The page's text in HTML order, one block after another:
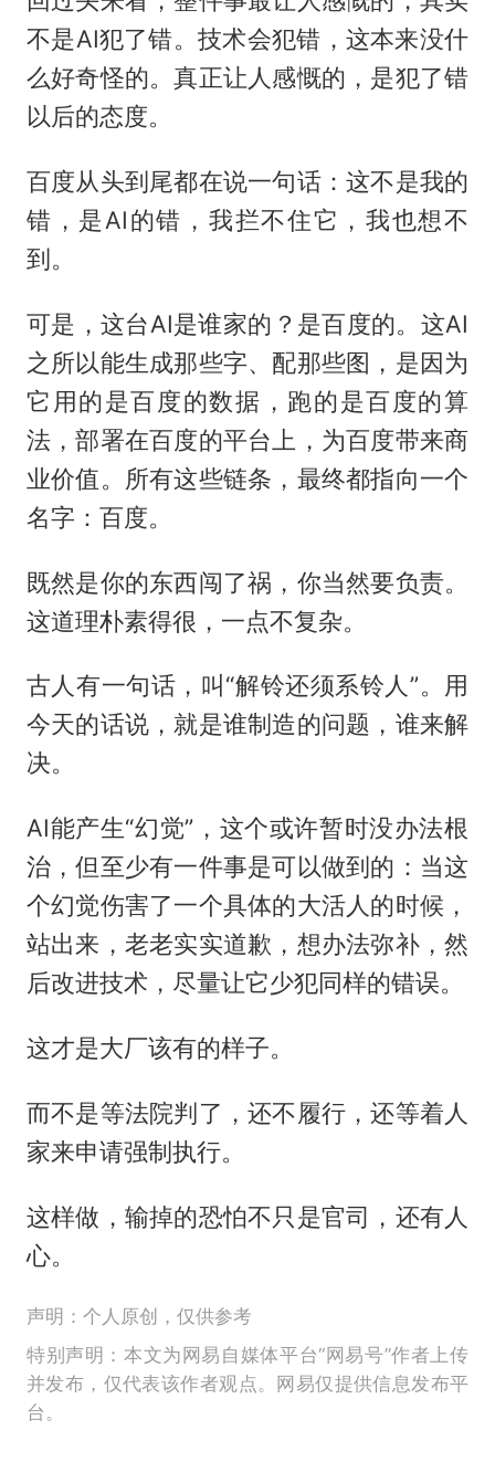
不是AI犯了错。技术会犯错，这本来没什
么好奇怪的。真正让人感慨的，是犯了错
以后的态度。
百度从头到尾都在说一句话：这不是我的
错，是AI的错，我拦不住它，我也想不
到。
可是，这台AI是谁家的？是百度的。这AI
之所以能生成那些字、配那些图，是因为
它用的是百度的数据，跑的是百度的算
法，部署在百度的平台上，为百度带来商
业价值。所有这些链条，最终都指向一个
名字：百度。
既然是你的东西闯了祸，你当然要负责。
这道理朴素得很，一点不复杂。
古人有一句话，叫“解铃还须系铃人”。用
今天的话说，就是谁制造的问题，谁来解
决。
AI能产生“幻觉”，这个或许暂时没办法根
治，但至少有一件事是可以做到的：当这
个幻觉伤害了一个具体的大活人的时候，
站出来，老老实实道歉，想办法弥补，然
后改进技术，尽量让它少犯同样的错误。
这才是大厂该有的样子。
而不是等法院判了，还不履行，还等着人
家来申请强制执行。
这样做，输掉的恐怕不只是官司，还有人
心。
声明：个人原创，仅供参考
特别声明：本文为网易自媒体平台“网易号”作者上传
并发布，仅代表该作者观点。网易仅提供信息发布平
台。